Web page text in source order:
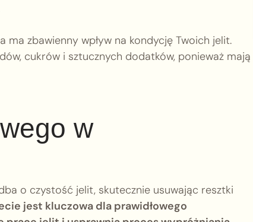
zbawienny wpływ na kondycję Twoich jelit.
cukrów i sztucznych dodatków, ponieważ mają
w
o czystość jelit, skutecznie usuwając resztki
jest kluczowa dla prawidłowego